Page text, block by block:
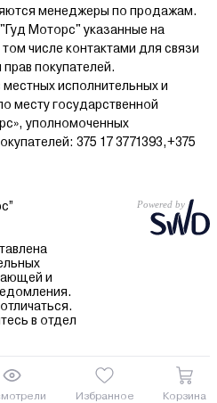
Избранное Корзина
менеджеры по продажам.
Моторс" указанные на
числе контактами для связи
покупателей.
исполнительных и
месту государственной
уполномоченных
375 17 3771393,+375
и
в отдел